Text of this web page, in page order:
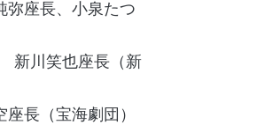
弥座長、小泉たつ
新川笑也座長（新
長（宝海劇団）